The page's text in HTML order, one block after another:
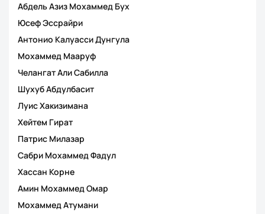
Абдель Азиз Мохаммед Бух
Юсеф Эссрайри
Антонио Калуасси Дунгула
Мохаммед Мааруф
Челангат Али Сабилла
Шухуб Абдулбасит
Луис Хакизимана
Хейтем Гират
Патрис Милазар
Сабри Мохаммед Фадул
Хассан Корне
Амин Мохаммед Омар
Мохаммед Атумани